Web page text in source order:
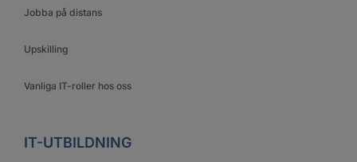
Jobba på distans
Upskilling
Vanliga IT-roller hos oss
IT-UTBILDNING